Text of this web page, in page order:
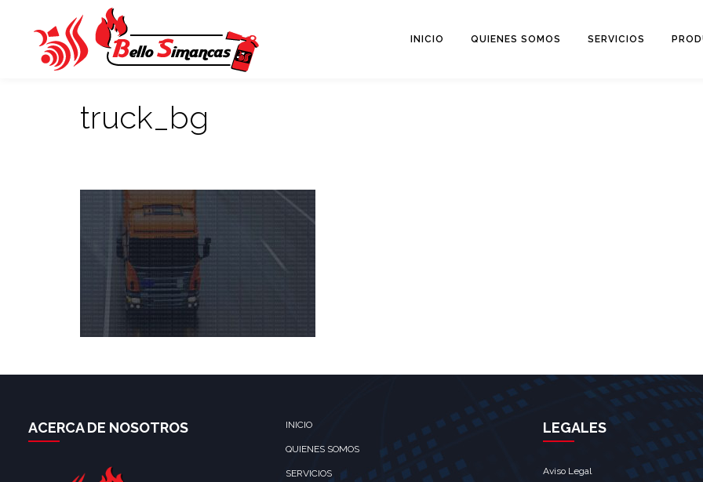
INICIO QUIENES SOMOS SERVICIOS
truck_bg
ACERCA DE NOSOTROS INICIO
QUIENES SOMOS
SERVICIOS
LEGALES
Aviso Legal